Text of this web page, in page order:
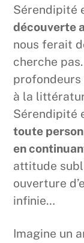
Sérendipité
découverte
nous ferait
cherche
profondeurs
à la
Sérendipité
toute
en
attitude
ouverture
infinie…
Imagine un